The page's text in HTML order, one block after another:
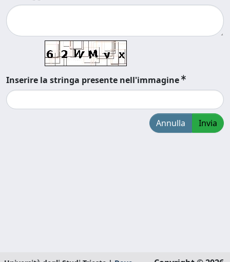
Inserire la stringa presente nell'immagine
Annulla Invia